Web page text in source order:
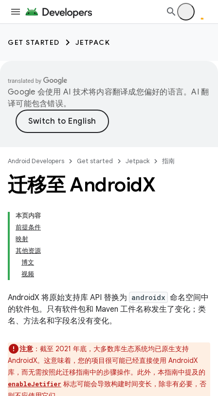
GET STARTED JETPACK
Google 会使用 AI 技术将内容翻译成您偏好的语言。AI 翻
译可能包含错误。
Android Developers Get started Jetpack 指南
迁移至 AndroidX
本页内容
前提条件
映射
其他资源
博文
视频
AndroidX 将原始支持库 API 替换为 androidx 命名空间中
的软件包。只有软件包和 Maven 工件名称发生了变化；类
名、方法名和字段名没有变化。
注意 ：截至 2021 年底，大多数库生态系统均已原生支持
AndroidX。这意味着，您的项目很可能已经直接使用 AndroidX
库，而无需按照此迁移指南中的步骤操作。此外，本指南中提及的
enableJetifier 标志可能会导致构建时间变长，除非有必要，否